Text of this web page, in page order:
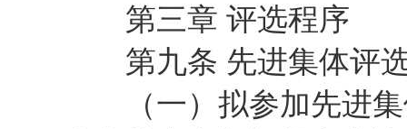
第三章 评选程序
第九条 先进集体评选
（一）拟参加先进集